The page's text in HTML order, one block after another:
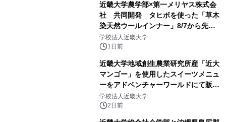
近畿大学農学部×第一メリヤス株式会
社 共同開発 タヒボを使った「草木
染天然ウールインナー」8/7から先行
販売
学校法人近畿大学
1日前
近畿大学地域創生農業研究所産「近大
マンゴー」を使用したスイーツメニュ
ーをアドベンチャーワールドにて販売
します パークでしか味わえない期間
限定スイーツを楽しんで♪
学校法人近畿大学
2日前